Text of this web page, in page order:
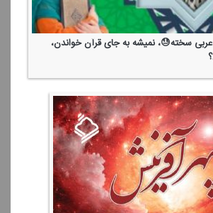
سخته😓، نمیشه به جای قرآن خواندن،